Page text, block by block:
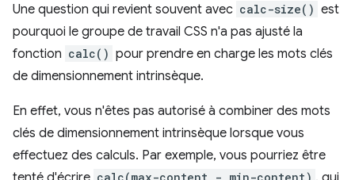
Une question qui revient souvent avec calc-size() est
pourquoi le groupe de travail CSS n'a pas ajusté la
fonction calc() pour prendre en charge les mots clés
de dimensionnement intrinsèque.
En effet, vous n'êtes pas autorisé à combiner des mots
clés de dimensionnement intrinsèque lorsque vous
effectuez des calculs. Par exemple, vous pourriez être
calc(max-content - min-content)